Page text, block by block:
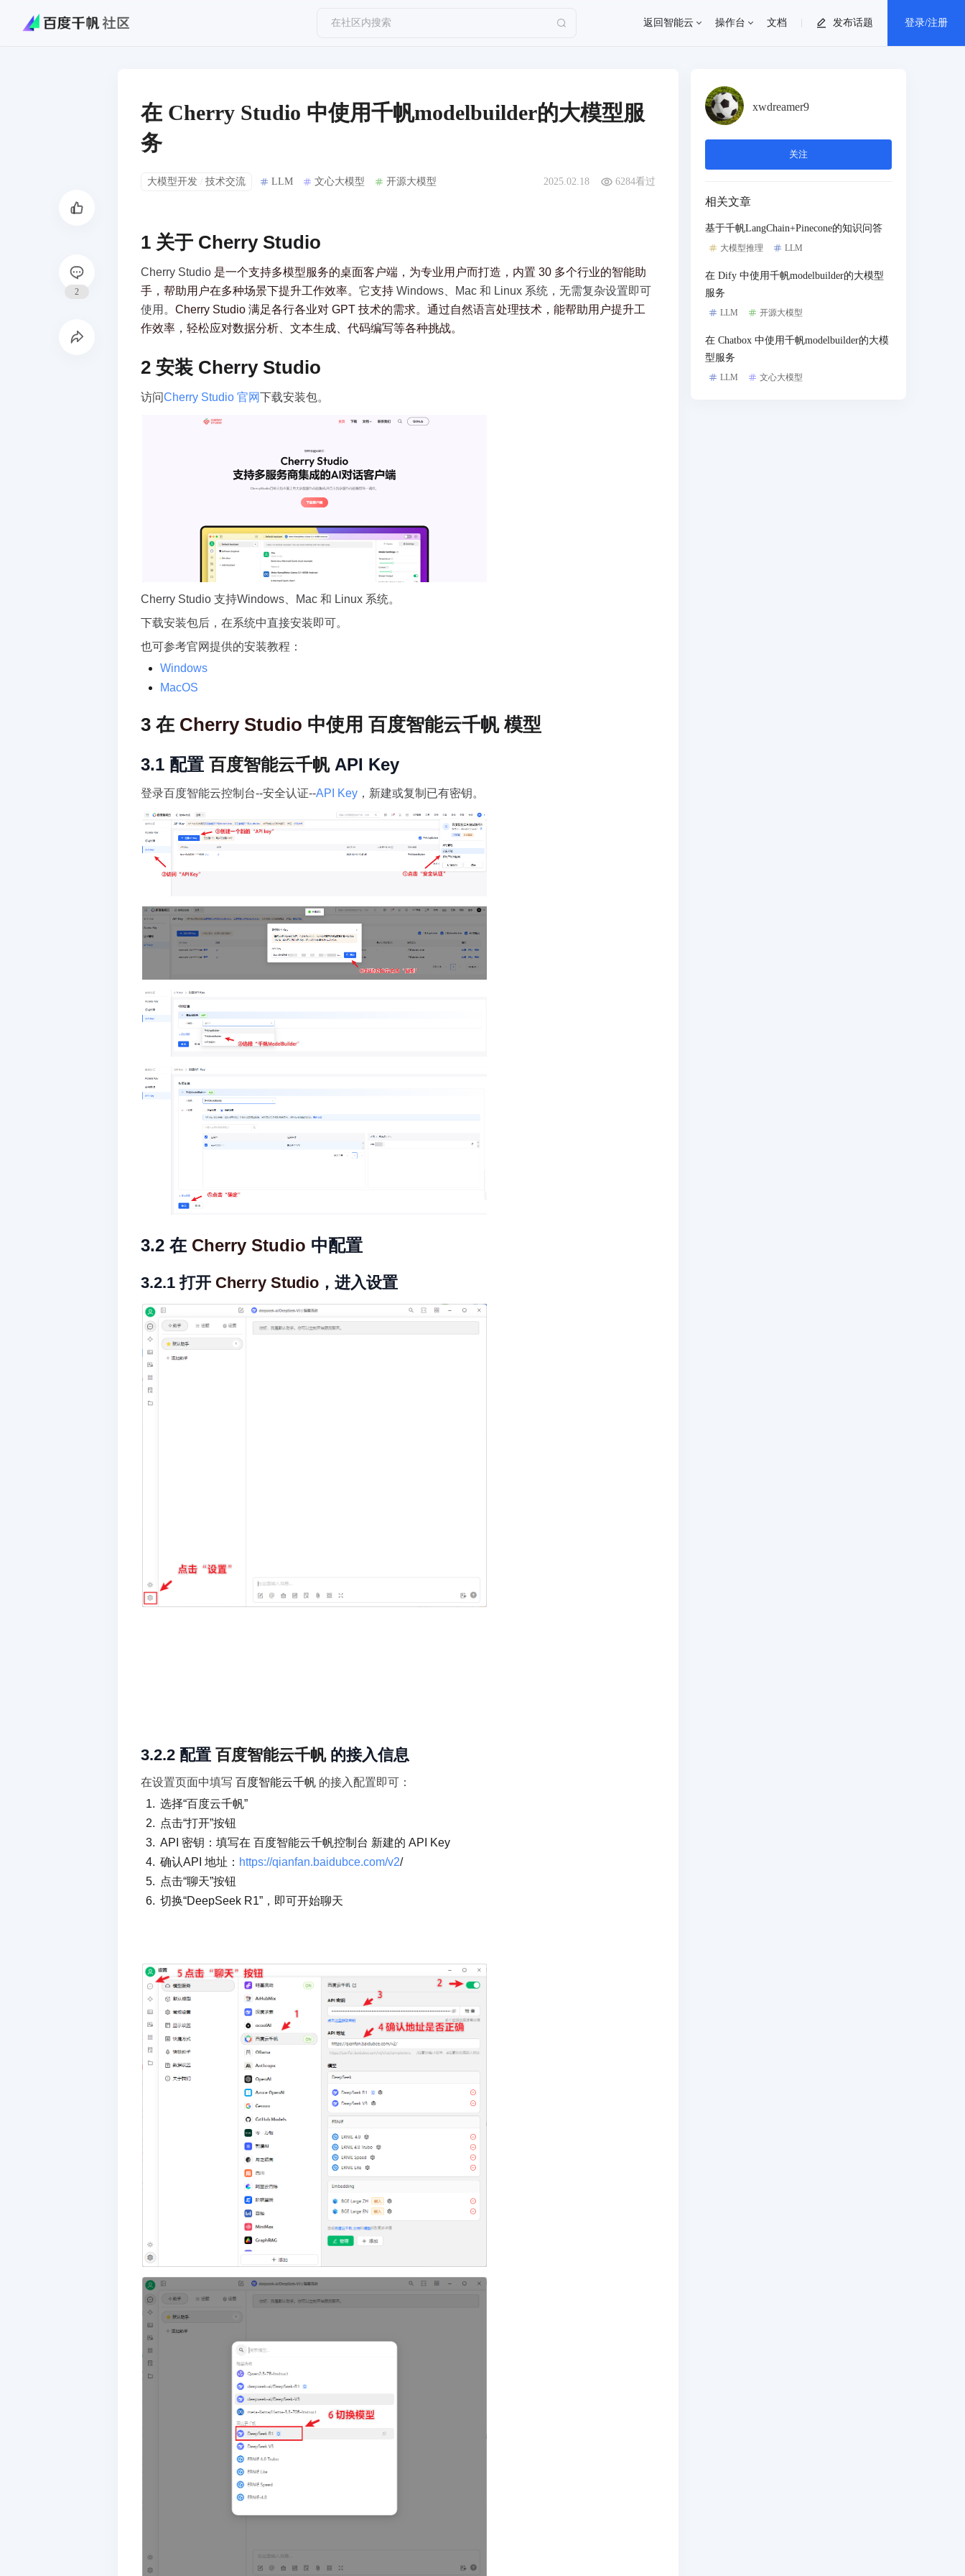
在社区内搜索 返回智能云 操作台 文档 发布话题 登录/注册
退出登录
2
在 Cherry Studio 中使用千帆modelbuilder的大模型服
务
大模型开发 / 技术交流 LLM 文心大模型 开源大模型 2025.02.18 6284看过
1 关于 Cherry Studio
Cherry Studio 是一个支持多模型服务的桌面客户端，为专业用户而打造，内置 30 多个行业的智能助
手，帮助用户在多种场景下提升工作效率。 它支持 Windows、Mac 和 Linux 系统，无需复杂设置即可
使用。 Cherry Studio 满足各行各业对 GPT 技术的需求。通过自然语言处理技术，能帮助用户提升工
作效率，轻松应对数据分析、文本生成、代码编写等各种挑战。
2 安装 Cherry Studio
访问Cherry Studio 官网下载安装包。
Cherry Studio 支持Windows、Mac 和 Linux 系统。
下载安装包后，在系统中直接安装即可。
也可参考官网提供的安装教程：
Windows
MacOS
3 在 Cherry Studio 中使用 百度智能云千帆 模型
3.1 配置 百度智能云千帆 API Key
登录百度智能云控制台--安全认证--API Key ，新建或复制已有密钥。
3.2 在 Cherry Studio 中配置
3.2.1 打开 Cherry Studio ，进入设置
3.2.2 配置 百度智能云千帆 的接入信息
在设置页面中填写 百度智能云千帆 的接入配置即可：
选择“百度云千帆”
点击“打开”按钮
API 密钥：填写在 百度智能云千帆控制台 新建的 API Key
确认API 地址： https://qianfan.baidubce.com/v2/
点击“聊天”按钮
切换“DeepSeek R1”，即可开始聊天
xwdreamer9
关注
相关文章
基于千帆LangChain+Pinecone的知识问答
大模型推理 LLM
在 Dify 中使用千帆modelbuilder的大模型
服务
LLM 开源大模型
在 Chatbox 中使用千帆modelbuilder的大模
型服务
LLM 文心大模型